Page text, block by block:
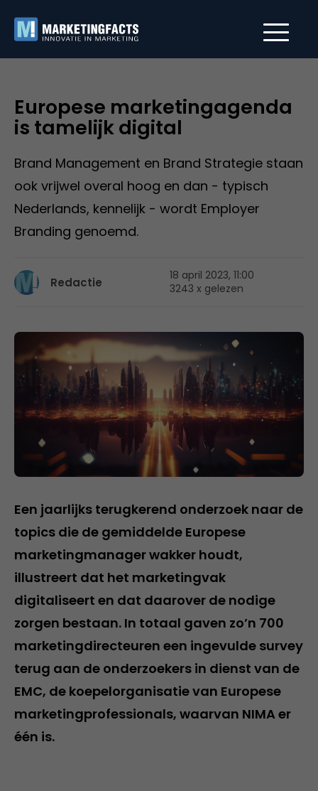
Europese marketingagenda
is tamelijk digital
Brand Management en Brand Strategie staan
ook vrijwel overal hoog en dan - typisch
Nederlands, kennelijk - wordt Employer
Branding genoemd.
Redactie
18 april 2023, 11:00
3243 x gelezen
Een jaarlijks terugkerend onderzoek naar de
topics die de gemiddelde Europese
marketingmanager wakker houdt,
illustreert dat het marketingvak
digitaliseert en dat daarover de nodige
zorgen bestaan. In totaal gaven zo’n 700
marketingdirecteuren een ingevulde survey
terug aan de onderzoekers in dienst van de
EMC, de koepelorganisatie van Europese
marketingprofessionals, waarvan NIMA er
één is.